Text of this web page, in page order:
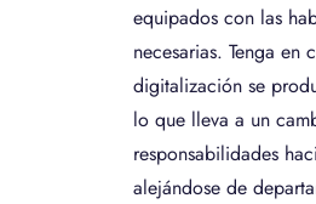
equipados con las
necesarias. Tenga en
digitalización se
lo que lleva a un
responsabilidades
alejándose de